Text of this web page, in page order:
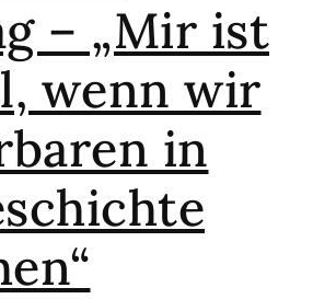
– „Mir ist
wenn wir
in